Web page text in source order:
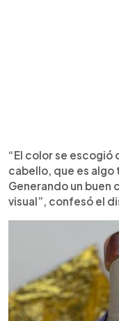
“El color se escogió
cabello, que es
Generando un
visual”, confesó el